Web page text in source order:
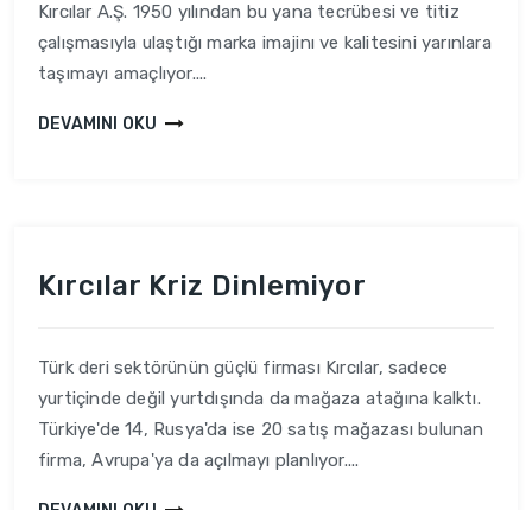
Kırcılar A.Ş. 1950 yılından bu yana tecrübesi ve titiz
çalışmasıyla ulaştığı marka imajinı ve kalitesini yarınlara
taşımayı amaçlıyor....
DEVAMINI OKU
Kırcılar Kriz Dinlemiyor
Türk deri sektörünün güçlü firması Kırcılar, sadece
yurtiçinde değil yurtdışında da mağaza atağına kalktı.
Türkiye'de 14, Rusya'da ise 20 satış mağazası bulunan
firma, Avrupa'ya da açılmayı planlıyor....